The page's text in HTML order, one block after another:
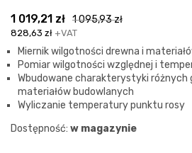
1 095,93zł
wynosiła:
1
095,93 zł.
1 019,21 zł
wynosi:
1
019,21 zł.
828,63 zł +VAT
Miernik wilgotności drewna i
Pomiar wilgotności względnej i
Wbudowane charakterystyki różnych
materiałów budowlanych
Wyliczanie temperatury punktu rosy
Dostępność: w magazynie